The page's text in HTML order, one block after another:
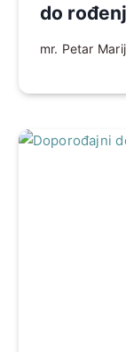
do
mr. Petar